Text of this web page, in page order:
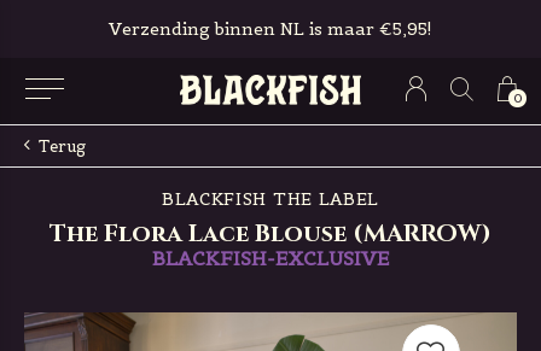
0
Gratis in-store pickup & retour
Terug
BLACKFISH THE LABEL
The Flora Lace Blouse (MARROW)
BLACKFISH-EXCLUSIVE